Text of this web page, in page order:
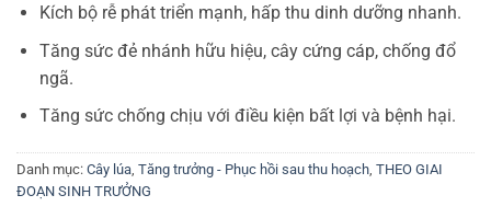
Kích bộ rễ phát triển mạnh, hấp thu dinh dưỡng nhanh.
Tăng sức đẻ nhánh hữu hiệu, cây cứng cáp, chống đổ
ngã.
Tăng sức chống chịu với điều kiện bất lợi và bệnh hại.
Danh mục: Cây lúa, Tăng trưởng - Phục hồi sau thu hoạch, THEO GIAI
ĐOẠN SINH TRƯỞNG